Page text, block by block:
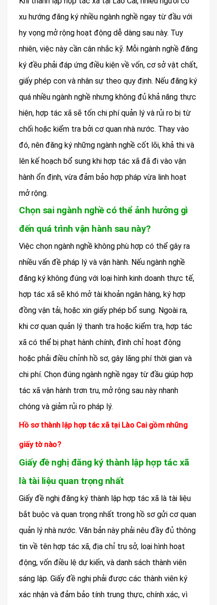
xu hướng đăng ký nhiều ngành nghề ngay từ đầu với
hy vọng mở rộng hoạt động dễ dàng sau này. Tuy
nhiên, việc này cần cân nhắc kỹ. Mỗi ngành nghề đăng
ký đều phải đáp ứng điều kiện về vốn, cơ sở vật chất,
giấy phép con và nhân sự theo quy định. Nếu đăng ký
quá nhiều ngành nghề nhưng không đủ khả năng thực
hiện, hợp tác xã sẽ tốn chi phí quản lý và rủi ro bị từ
chối hoặc kiểm tra bởi cơ quan nhà nước. Thay vào
đó, nên đăng ký những ngành nghề cốt lõi, khả thi và
lên kế hoạch bổ sung khi hợp tác xã đã đi vào vận
hành ổn định, vừa đảm bảo hợp pháp vừa linh hoạt
mở rộng.
Chọn sai ngành nghề có thể ảnh hưởng gì
đến quá trình vận hành sau này?
Việc chọn ngành nghề không phù hợp có thể gây ra
nhiều vấn đề pháp lý và vận hành. Nếu ngành nghề
đăng ký không đúng với loại hình kinh doanh thực tế,
hợp tác xã sẽ khó mở tài khoản ngân hàng, ký hợp
đồng vận tải, hoặc xin giấy phép bổ sung. Ngoài ra,
khi cơ quan quản lý thanh tra hoặc kiểm tra, hợp tác
xã có thể bị phạt hành chính, đình chỉ hoạt động
hoặc phải điều chỉnh hồ sơ, gây lãng phí thời gian và
chi phí. Chọn đúng ngành nghề ngay từ đầu giúp hợp
tác xã vận hành trơn tru, mở rộng sau này nhanh
chóng và giảm rủi ro pháp lý.
Hồ sơ thành lập hợp tác xã tại Lào Cai gồm những
giấy tờ nào?
Giấy đề nghị đăng ký thành lập hợp tác xã
là tài liệu quan trọng nhất
Giấy đề nghị đăng ký thành lập hợp tác xã là tài liệu
bắt buộc và quan trọng nhất trong hồ sơ gửi cơ quan
quản lý nhà nước. Văn bản này phải nêu đầy đủ thông
tin về tên hợp tác xã, địa chỉ trụ sở, loại hình hoạt
động, vốn điều lệ dự kiến, và danh sách thành viên
sáng lập. Giấy đề nghị phải được các thành viên ký
xác nhận và đảm bảo tính trung thực, chính xác, vì